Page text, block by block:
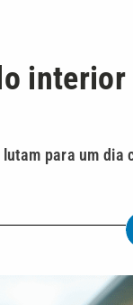
interior
para um dia